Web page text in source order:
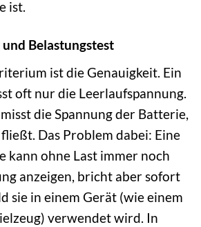
ist.
Belastungstest
ist die Genauigkeit. Ein
oft nur die Leerlaufspannung.
die Spannung der Batterie,
Das Problem dabei: Eine
kann ohne Last immer noch
anzeigen, bricht aber sofort
sie in einem Gerät (wie einem
verwendet wird. In